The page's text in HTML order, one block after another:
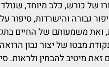
גבורה והישרדות,
משמעותם של החיים
מיטיב להבחין ולראות.